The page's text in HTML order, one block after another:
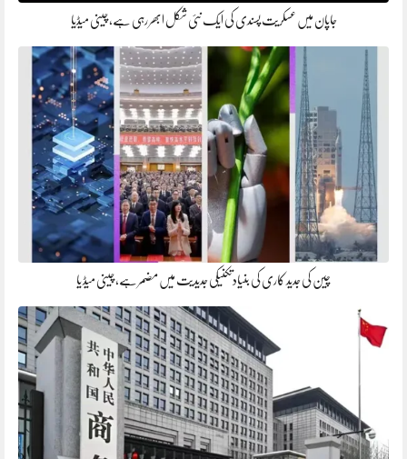
جاپان میں عسکریت پسندی کی ایک نئی شکل ابھر رہی ہے، چینی میڈیا
چین کی جدید کاری کی بنیادتکنیکی جدیدیت میں مضمر ہے، چینی میڈ یا